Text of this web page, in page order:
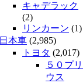
キャデラック
(2)
リンカーン (1)
日本車 (2,985)
トヨタ (2,017)
５０プリ
ウス